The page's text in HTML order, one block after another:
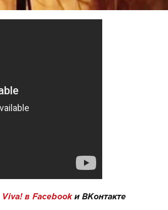
Viva! в Facebookи ВКонтакте